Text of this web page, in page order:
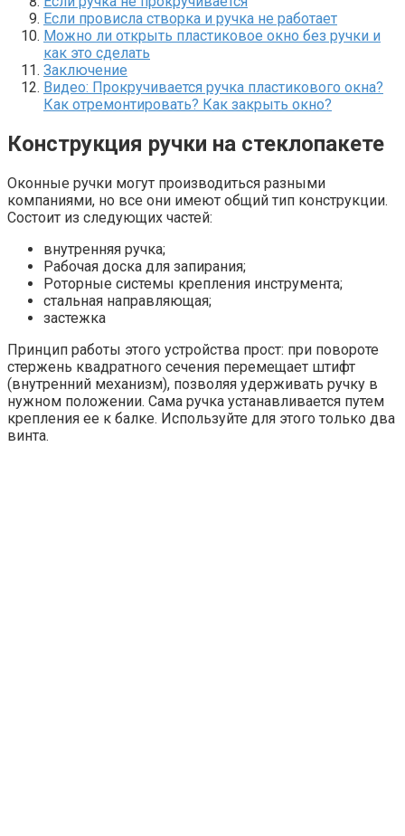
Если провисла створка и ручка не работает
Можно ли открыть пластиковое окно без ручки и
как это сделать
Заключение
Видео: Прокручивается ручка пластикового окна?
Как отремонтировать? Как закрыть окно?
Конструкция ручки на стеклопакете
Оконные ручки могут производиться разными
компаниями, но все они имеют общий тип конструкции.
Состоит из следующих частей:
внутренняя ручка;
Рабочая доска для запирания;
Роторные системы крепления инструмента;
стальная направляющая;
застежка
Принцип работы этого устройства прост: при повороте
стержень квадратного сечения перемещает штифт
(внутренний механизм), позволяя удерживать ручку в
нужном положении. Сама ручка устанавливается путем
крепления ее к балке. Используйте для этого только два
винта.